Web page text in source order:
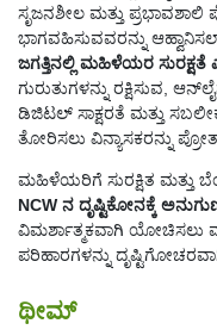
ಸೃಜನಶೀಲ ಮತ್ತು ಪ್ರಭಾವಶಾಲಿ
ಭಾಗವಹಿಸುವವರನ್ನು
ಜಗತ್ತಿನಲ್ಲಿ ಮಹಿಳೆಯರ
ಗುರುತುಗಳನ್ನು ರಕ್ಷಿಸುವ,
ಡಿಜಿಟಲ್ ಸಾಕ್ಷರತೆ ಮತ್ತು
ತೋರಿಸಲು ವಿನ್ಯಾಸಕರನ್ನು
ಮಹಿಳೆಯರಿಗೆ ಸುರಕ್ಷಿತ ಮತ್ತು
NCW ನ ದೃಷ್ಟಿಕೋನಕ್ಕೆ
ವಿಮರ್ಶಾತ್ಮಕವಾಗಿ ಯೋಚಿಸಲು
ಪರಿಹಾರಗಳನ್ನು
ಥೀಮ್